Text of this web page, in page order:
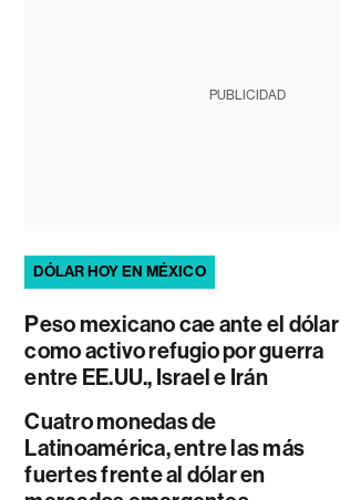
PUBLICIDAD
DÓLAR HOY EN MÉXICO
Peso mexicano cae ante el dólar
como activo refugio por guerra
entre EE.UU., Israel e Irán
Cuatro monedas de
Latinoamérica, entre las más
fuertes frente al dólar en